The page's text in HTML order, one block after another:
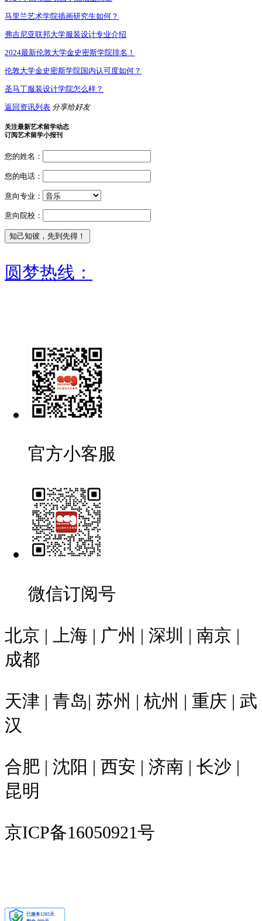
马里兰艺术学院插画研究生如何？
弗吉尼亚联邦大学服装设计专业介绍
2024最新伦敦大学金史密斯学院排名！
伦敦大学金史密斯学院国内认可度如何？
圣马丁服装设计学院怎么样？
返回资讯列表 分享给好友
关注最新艺术留学动态
订阅艺术留学小报刊
您的姓名：
您的电话：
意向专业：
意向院校：
圆梦热线：
官方小客服
微信订阅号
北京 | 上海 | 广州 | 深圳 | 南京 |
成都
天津 | 青岛| 苏州 | 杭州 | 重庆 | 武
汉
合肥 | 沈阳 | 西安 | 济南 | 长沙 |
昆明
京ICP备16050921号